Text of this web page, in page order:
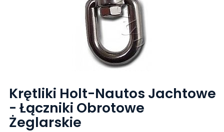
Krętliki Holt-Nautos Jachtowe
- Łączniki Obrotowe
Żeglarskie